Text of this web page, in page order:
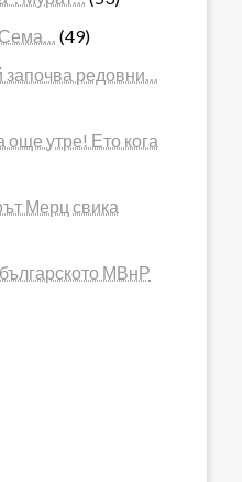
(49)
редовни…
още утре! Ето кога
Мерц свика
МВнР